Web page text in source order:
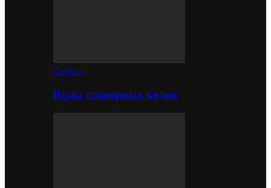
Советы
Виды стопорных колец